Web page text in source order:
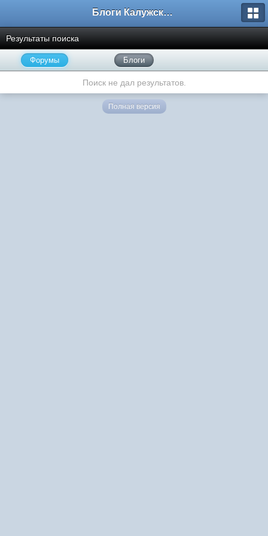
Блоги Калужского перекрестка
Результаты поиска
Форумы Блоги
Поиск не дал результатов.
Полная версия